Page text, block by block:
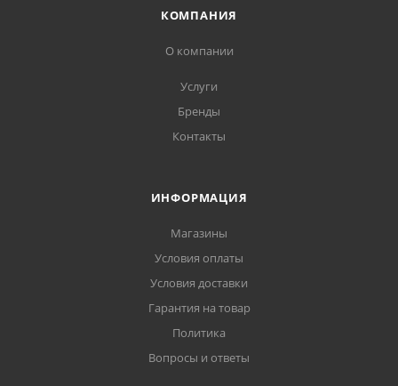
КОМПАНИЯ
О компании
Услуги
Бренды
Контакты
ИНФОРМАЦИЯ
Магазины
Условия оплаты
Условия доставки
Гарантия на товар
Политика
Вопросы и ответы